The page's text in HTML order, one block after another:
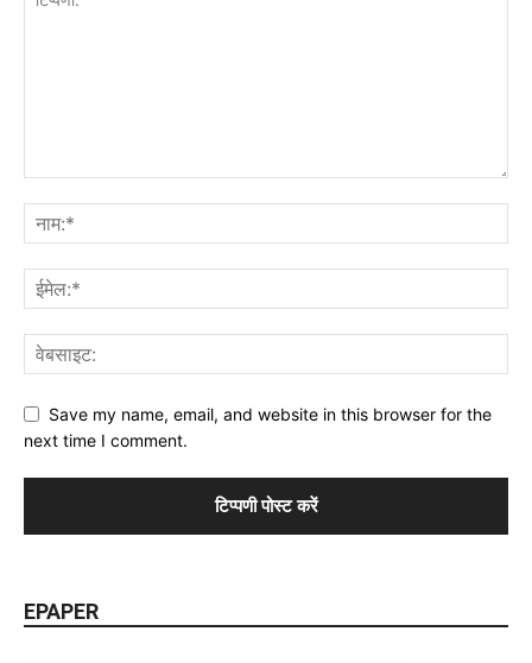
Save my name, email, and website in this browser for the
next time I comment.
EPAPER